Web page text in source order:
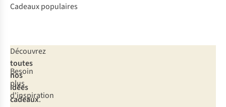
Cadeaux populaires
Outdoor
Tech
Besoin
plus
d'inspiration
Découvrez
toutes
nos
idées
cadeaux.